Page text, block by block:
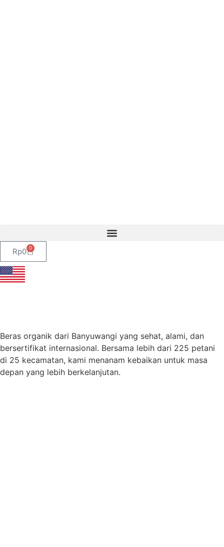
Rp0 0
Beras organik dari Banyuwangi yang sehat, alami, dan
bersertifikat internasional. Bersama lebih dari 225 petani
di 25 kecamatan, kami menanam kebaikan untuk masa
depan yang lebih berkelanjutan.